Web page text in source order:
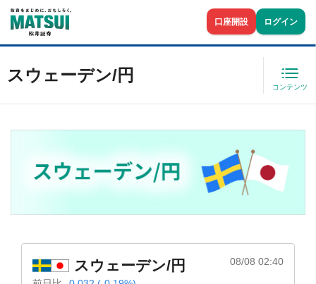
口座開設 ログイン
スウェーデン/円
コンテンツ
スウェーデン/円
08/08 02:40